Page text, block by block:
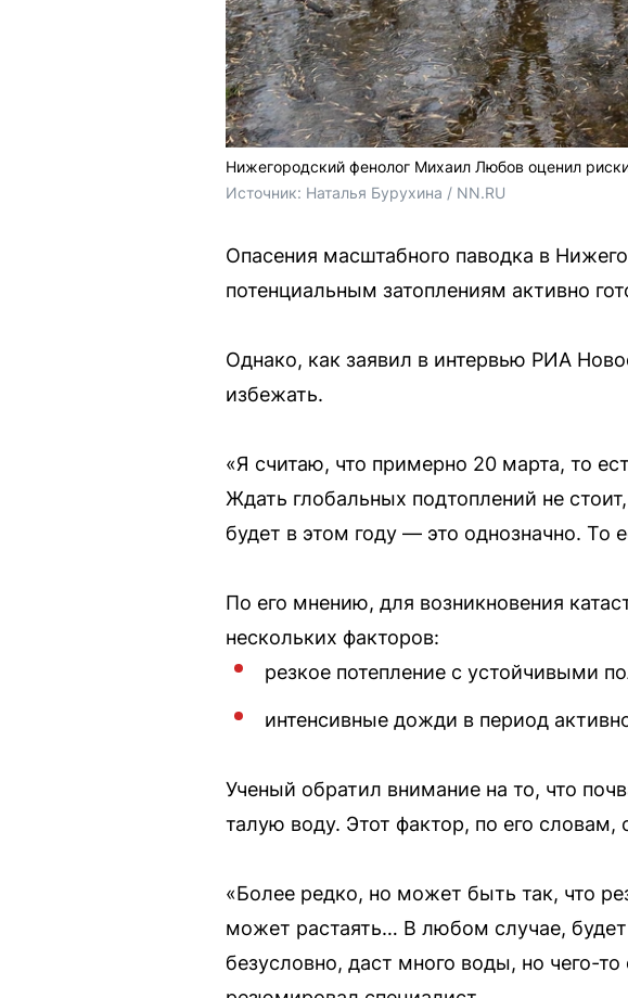
Нижегородский фенолог Михаил Любов оценил
Источник: Наталья Бурухина / NN.RU
Опасения масштабного паводка в
потенциальным затоплениям активно
Однако, как заявил в интервью РИА
избежать.
«Я считаю, что примерно 20 марта, то
Ждать глобальных подтоплений не
будет в этом году — это однозначно.
По его мнению, для возникновения
нескольких факторов:
резкое потепление с устойчивыми
интенсивные дожди в период
Ученый обратил внимание на то, что
талую воду. Этот фактор, по его словам,
«Более редко, но может быть так, что
может растаять… В любом случае,
безусловно, даст много воды, но чего-